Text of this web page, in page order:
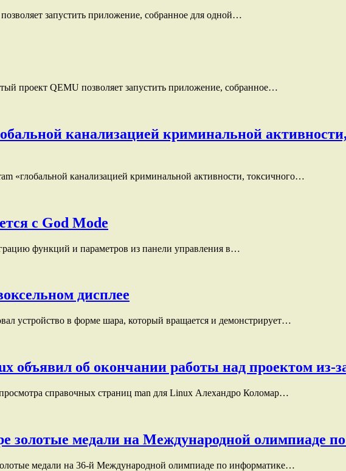
запустить приложение, собранное для одной…
проект QEMU позволяет запустить приложение, собранное…
канализацией криминальной
«глобальной канализацией криминальной активности, токсичного…
с God Mode
функций и параметров из панели управления в…
дисплее
устройство в форме шара, который вращается и демонстрирует…
об окончании работы над проектом из-
справочных страниц man для Linux Алехандро Коломар…
золотые медали на Международной олимпиаде
медали на 36-й Международной олимпиаде по информатике…